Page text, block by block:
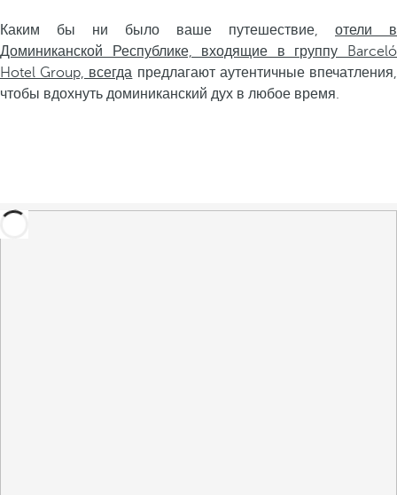
Каким бы ни было ваше путешествие, отели в
Доминиканской Республике, входящие в группу Barceló
Hotel Group, всегда предлагают аутентичные впечатления,
чтобы вдохнуть доминиканский дух в любое время.